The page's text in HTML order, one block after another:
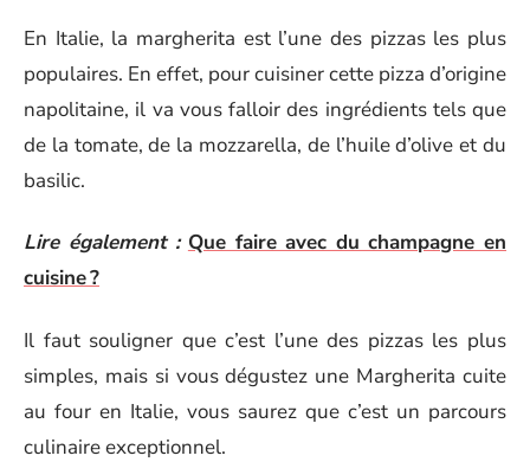
En Italie, la margherita est l’une des pizzas les plus
populaires. En effet, pour cuisiner cette pizza d’origine
napolitaine, il va vous falloir des ingrédients tels que
de la tomate, de la mozzarella, de l’huile d’olive et du
basilic.
Lire également : Que faire avec du champagne en
cuisine ?
Il faut souligner que c’est l’une des pizzas les plus
simples, mais si vous dégustez une Margherita cuite
au four en Italie, vous saurez que c’est un parcours
culinaire exceptionnel.